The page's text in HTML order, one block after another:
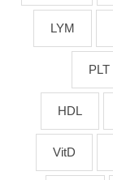
LYM
PLT
HDL
VitD